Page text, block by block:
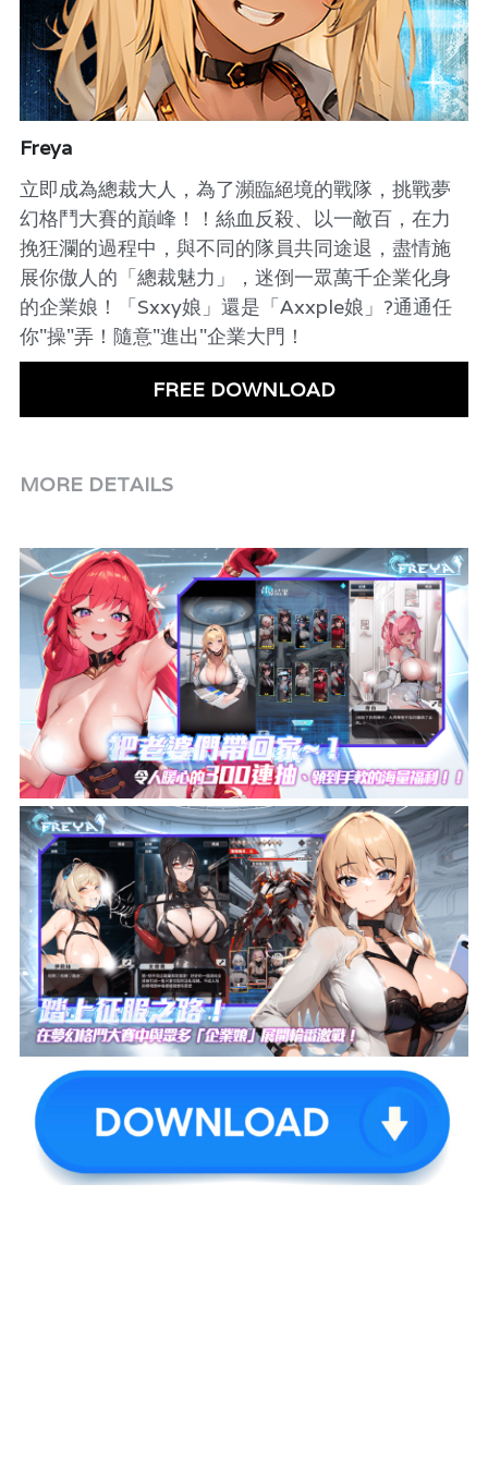
Freya
立即成為總裁大人，為了瀕臨絕境的戰隊，挑戰夢
幻格鬥大賽的巔峰！！絲血反殺、以一敵百，在力
挽狂瀾的過程中，與不同的隊員共同途退，盡情施
展你傲人的「總裁魅力」，迷倒一眾萬千企業化身
的企業娘！「Sxxy娘」還是「Axxple娘」?通通任
你"操"弄！隨意"進出"企業大門！
FREE DOWNLOAD
MORE DETAILS